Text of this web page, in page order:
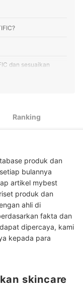
sumber terpercaya
dan kebutuhan
dan sesuaikan
sunscreen ke
spesifik, tambahkan
masker
Terlaris
Terlaris
Terlaris
lainnya di sini
Ranking
produk dan
bulannya
artikel mybest
produk dan
ahli di
fakta dan
dipercaya, kami
kepada para
skincare